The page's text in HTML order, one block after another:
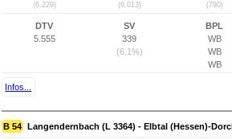
(6.229) (6.013) (790)
DTV
5.555
SV
339
(6,1%)
BPL
WB
WB
WB
Infos...
B 54 Langendernbach (L 3364) - Elbtal (Hessen)-